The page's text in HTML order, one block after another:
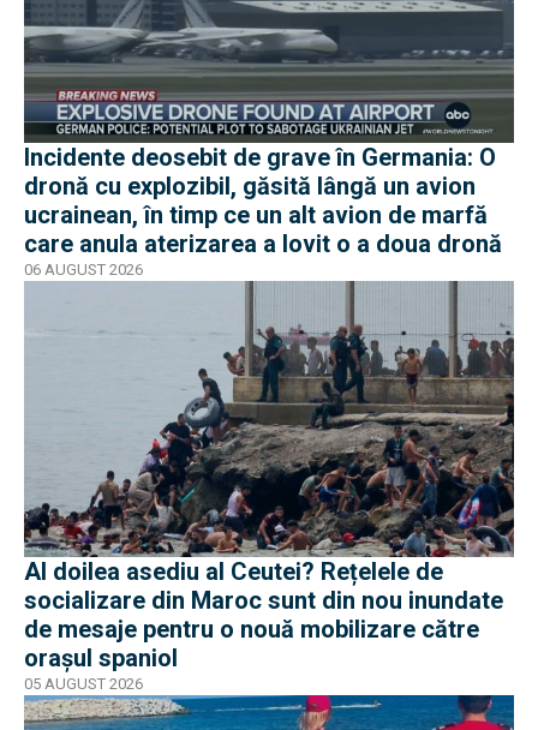
Incidente deosebit de grave în Germania: O
dronă cu explozibil, găsită lângă un avion
ucrainean, în timp ce un alt avion de marfă
care anula aterizarea a lovit o a doua dronă
06 AUGUST 2026
Al doilea asediu al Ceutei? Rețelele de
socializare din Maroc sunt din nou inundate
de mesaje pentru o nouă mobilizare către
orașul spaniol
05 AUGUST 2026